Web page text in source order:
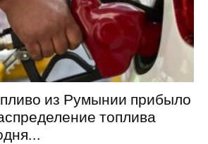
из Румынии прибыло
топлива